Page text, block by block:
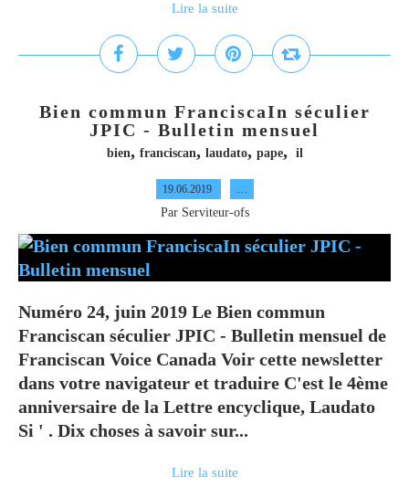
Lire la suite
Bien commun FranciscaIn séculier
JPIC - Bulletin mensuel
bien, franciscan, laudato, pape, il
19.06.2019 …
Par Serviteur-ofs
Numéro 24, juin 2019 Le Bien commun
Franciscan séculier JPIC - Bulletin mensuel de
Franciscan Voice Canada Voir cette newsletter
dans votre navigateur et traduire C'est le 4ème
anniversaire de la Lettre encyclique, Laudato
Si ' . Dix choses à savoir sur...
Lire la suite